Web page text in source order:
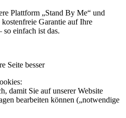
Plattform „Stand By Me“ und
Garantie auf Ihre
einfach ist das.
Seite besser
damit Sie auf unserer Website
bearbeiten können („notwendige